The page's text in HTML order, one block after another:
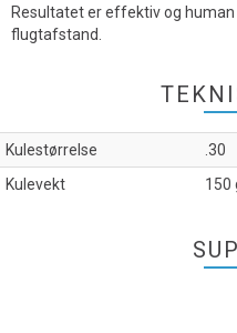
Resultatet er effektiv og
flugtafstand.
Kulestørrelse
.30
Kulevekt
150